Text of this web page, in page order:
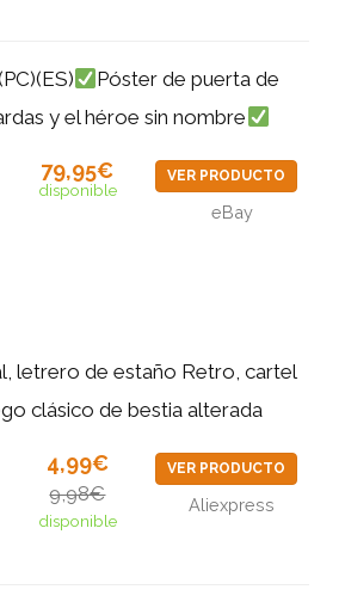
Póster de puerta de
y el héroe sin nombre
79,95€
disponible
VER PRODUCTO
eBay
letrero de estaño Retro, cartel
clásico de bestia alterada
4,99€
9,98€
disponible
VER PRODUCTO
Aliexpress